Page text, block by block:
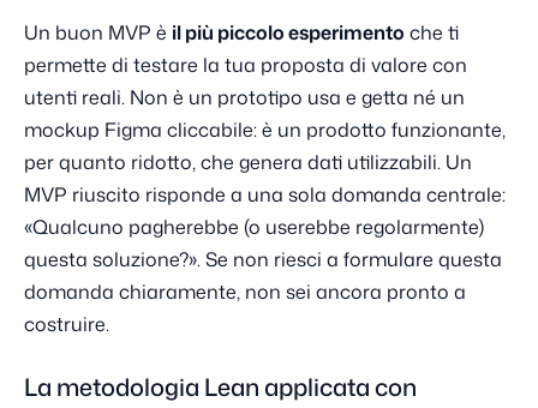
Un buon MVP è il più piccolo esperimento che ti
permette di testare la tua proposta di valore con
utenti reali. Non è un prototipo usa e getta né un
mockup Figma cliccabile: è un prodotto funzionante,
per quanto ridotto, che genera dati utilizzabili. Un
MVP riuscito risponde a una sola domanda centrale:
«Qualcuno pagherebbe (o userebbe regolarmente)
questa soluzione?». Se non riesci a formulare questa
domanda chiaramente, non sei ancora pronto a
costruire.
La metodologia Lean applicata con